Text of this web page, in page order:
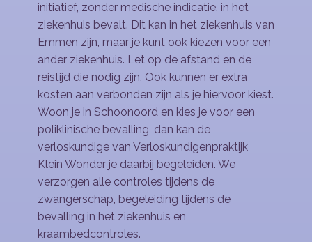
initiatief, zonder medische indicatie, in het
ziekenhuis bevalt. Dit kan in het ziekenhuis van
Emmen zijn, maar je kunt ook kiezen voor een
ander ziekenhuis. Let op de afstand en de
reistijd die nodig zijn. Ook kunnen er extra
kosten aan verbonden zijn als je hiervoor kiest.
Woon je in Schoonoord en kies je voor een
poliklinische bevalling, dan kan de
verloskundige van Verloskundigenpraktijk
Klein Wonder je daarbij begeleiden. We
verzorgen alle controles tijdens de
zwangerschap, begeleiding tijdens de
bevalling in het ziekenhuis en
kraambedcontroles.